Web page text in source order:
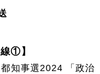
①】
知事選2024 「政治